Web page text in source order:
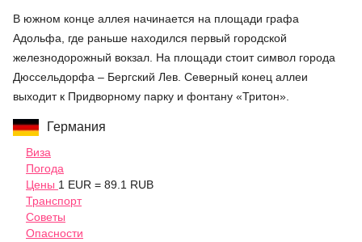
В южном конце аллея начинается на площади графа
Адольфа, где раньше находился первый городской
железнодорожный вокзал. На площади стоит символ города
Дюссельдорфа – Бергский Лев. Северный конец аллеи
выходит к Придворному парку и фонтану «Тритон».
Германия
Виза
Погода
Цены 1 EUR = 89.1 RUB
Транспорт
Советы
Опасности